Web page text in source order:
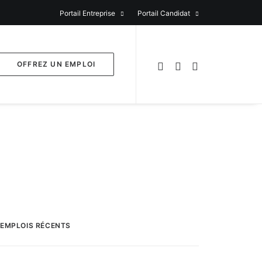
Portail Entreprise Portail Candidat
OFFREZ UN EMPLOI
EMPLOIS RÉCENTS